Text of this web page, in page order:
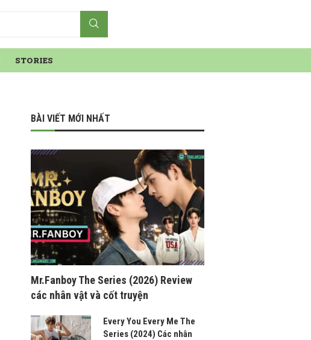
STORIES
BÀI VIẾT MỚI NHẤT
Mr.Fanboy The Series (2026) Review
các nhân vật và cốt truyện
Every You Every Me The
Series (2024) Các nhân